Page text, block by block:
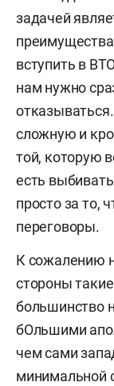
задачей
вступить в
нам нужно
сложную и
той, которую
есть выбивать
просто за то,
переговоры.
К сожалению
стороны
большинство
бОльшими
чем сами
минимальной